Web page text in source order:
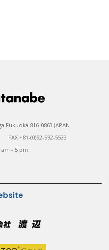
Fukuoka 816-0863 JAPAN
+81-(0)92-592-5533
- 5 pm